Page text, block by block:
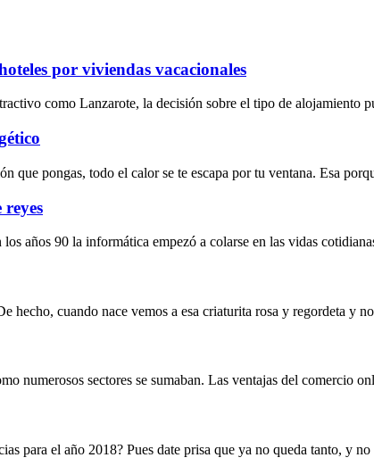
por viviendas vacacionales
como Lanzarote, la decisión sobre el tipo de alojamiento
que pongas, todo el calor se te escapa por tu ventana. Esa
años 90 la informática empezó a colarse en las vidas
hecho, cuando nace vemos a esa criaturita rosa y regordeta y
numerosos sectores se sumaban. Las ventajas del comercio
para el año 2018? Pues date prisa que ya no queda tanto, y no